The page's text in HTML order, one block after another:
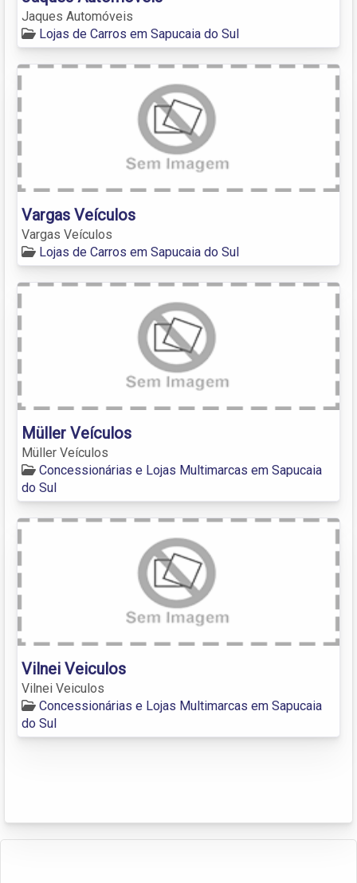
Jaques Automóveis
Lojas de Carros em Sapucaia do Sul
Vargas Veículos
Vargas Veículos
Lojas de Carros em Sapucaia do Sul
Müller Veículos
Müller Veículos
Concessionárias e Lojas Multimarcas em Sapucaia
do Sul
Vilnei Veiculos
Vilnei Veiculos
Concessionárias e Lojas Multimarcas em Sapucaia
do Sul